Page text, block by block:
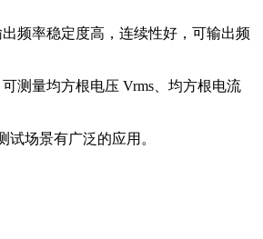
频率稳定度高，连续性好，可输出频
测量均方根电压 Vrms、均方根电流
场景有广泛的应用。